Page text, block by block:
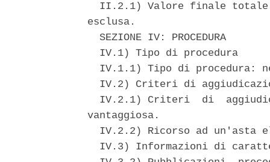
II.2.1) Valore finale
esclusa.
  SEZIONE IV: PROCEDURA
  IV.1) Tipo di procedura
IV.1.1) Tipo di procedura:
IV.2) Criteri di
IV.2.1) Criteri  di
vantaggiosa.
IV.2.2) Ricorso ad un'asta
IV.3) Informazioni di